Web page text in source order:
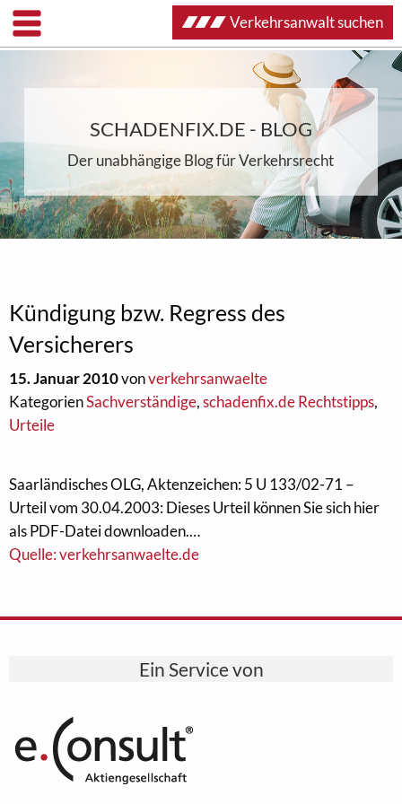
SCHADENFIX.DE - BLOG
Der unabhängige Blog für Verkehrsrecht
Kündigung bzw. Regress des
Versicherers
15. Januar 2010vonverkehrsanwaelte
KategorienSachverständige,schadenfix.de Rechtstipps,
Urteile
Saarländisches OLG, Aktenzeichen: 5 U 133/02-71 –
Urteil vom 30.04.2003: Dieses Urteil können Sie sich hier
als PDF-Datei downloaden.…
Quelle: verkehrsanwaelte.de
Ein Service von
Verkehrsanwalt suchen